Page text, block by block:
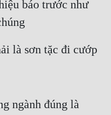
báo trước như
là sơn tặc đi cướp
ngành đúng là